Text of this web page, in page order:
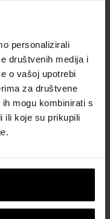
personalizirali
društvenih medija i
o vašoj upotrebi
za društvene
mogu kombinirati s
ili koje su prikupili